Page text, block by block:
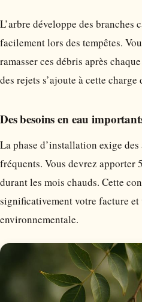
L’arbre développe des branches
facilement lors des tempêtes.
ramasser ces débris après
des rejets s’ajoute à cette
Des besoins en eau
La phase d’installation exige
fréquents. Vous devrez apporter
durant les mois chauds. Cette
significativement votre facture et
environnementale.